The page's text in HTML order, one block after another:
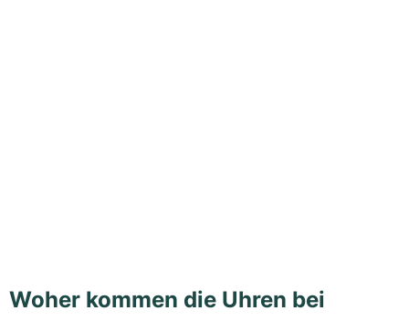
Woher kommen die Uhren bei